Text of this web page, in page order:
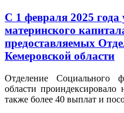
С 1 февраля 2025
материнского
предоставляемых
Кемеровской области
Отделение Социального
области
также более 40 выплат и